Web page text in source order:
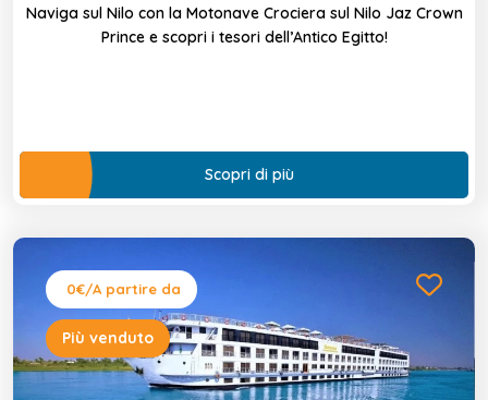
Naviga sul Nilo con la Motonave Crociera sul Nilo Jaz Crown
Prince e scopri i tesori dell’Antico Egitto!
Scopri di più
0€/A partire da
Più venduto